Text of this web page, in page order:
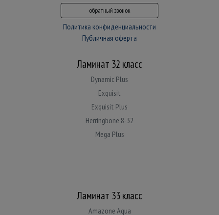
обратный звонок
Политика конфиденциальности
Публичная оферта
Ламинат 32 класс
Dynamic Plus
Exquisit
Exquisit Plus
Herringbone 8-32
Mega Plus
Ламинат 33 класс
Amazone Aqua